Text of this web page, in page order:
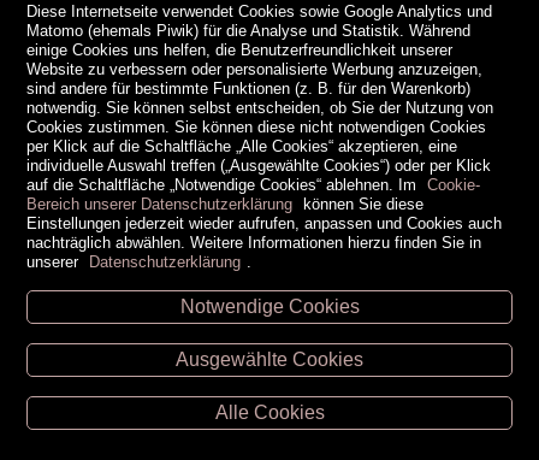
Unsere Öffnungszeiten
Retz -02942/20433
Hollabrunn -02952/30057
Eggenburg -02984/3836
Diese Internetseite verwendet Cookies sowie Google Analytics und
Matomo (ehemals Piwik) für die Analyse und Statistik. Während
einige Cookies uns helfen, die Benutzerfreundlichkeit unserer
Website zu verbessern oder personalisierte Werbung anzuzeigen,
sind andere für bestimmte Funktionen (z. B. für den Warenkorb)
notwendig. Sie können selbst entscheiden, ob Sie der Nutzung von
Cookies zustimmen. Sie können diese nicht notwendigen Cookies
per Klick auf die Schaltfläche „Alle Cookies“ akzeptieren, eine
individuelle Auswahl treffen („Ausgewählte Cookies“) oder per Klick
auf die Schaltfläche „Notwendige Cookies“ ablehnen. Im
Cookie-
Bereich unserer Datenschutzerklärung können Sie diese
Einstellungen jederzeit wieder aufrufen, anpassen und Cookies auch
nachträglich abwählen. Weitere Informationen hierzu finden Sie in
unserer Datenschutzerklärung
Notwendige Cookies
Ausgewählte Cookies
Alle Cookies